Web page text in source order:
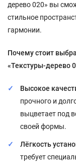
дерево 020» вы
стильное
гармонии.
Почему стоит
«Текстуры-дерево
Высокое
прочного и
выцветает под
своей формы.
Лёгкость
требует